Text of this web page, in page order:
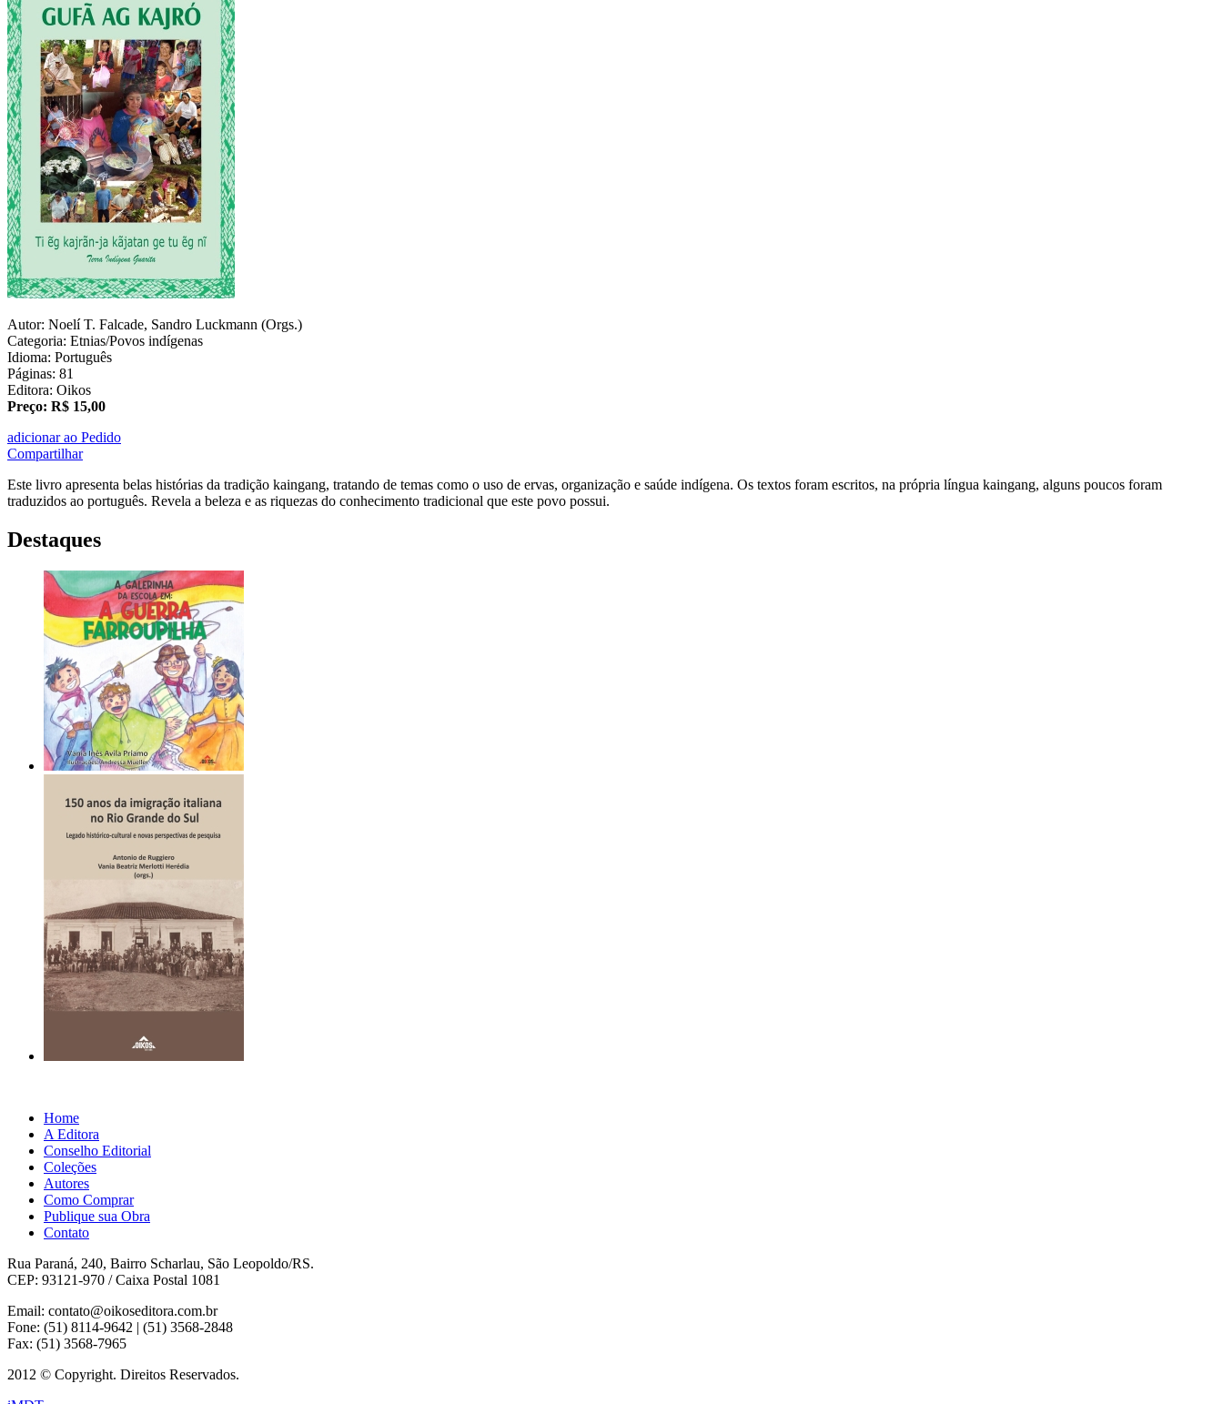
Autor: Noelí T. Falcade, Sandro Luckmann (Orgs.)
Categoria: Etnias/Povos indígenas
Idioma: Português
Páginas: 81
Editora: Oikos
Preço: R$ 15,00
adicionar ao Pedido
Compartilhar
Este livro apresenta belas histórias da tradição kaingang, tratando de temas como o uso de ervas, organização e saúde indígena. Os textos foram escritos, na própria língua kaingang, alguns poucos foram
traduzidos ao português. Revela a beleza e as riquezas do conhecimento tradicional que este povo possui.
Destaques
Home
A Editora
Conselho Editorial
Coleções
Autores
Como Comprar
Publique sua Obra
Contato
Rua Paraná, 240, Bairro Scharlau, São Leopoldo/RS.
CEP: 93121-970 / Caixa Postal 1081
Email: contato@oikoseditora.com.br
Fone: (51) 8114-9642 | (51) 3568-2848
Fax: (51) 3568-7965
2012 © Copyright. Direitos Reservados.